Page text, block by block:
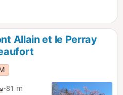
aucune difficulté
cumulée notable (pour
Allain et le Perray
-81 m